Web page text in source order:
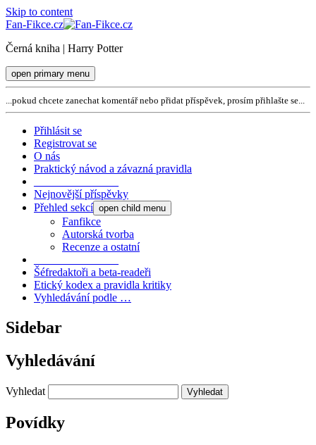
Skip to content
Fan-Fikce.cz
Černá kniha | Harry Potter
open primary menu
...pokud chcete zanechat komentář nebo přidat příspěvek, prosím přihlašte se...
Přihlásit se
Registrovat se
O nás
Praktický návod a závazná pravidla
Nejnovější příspěvky
Přehled sekcí open child menu
Fanfikce
Autorská tvorba
Recenze a ostatní
Šéfredaktoři a beta-readeři
Etický kodex a pravidla kritiky
Vyhledávání podle …
Sidebar
Vyhledávání
Vyhledat
Povídky